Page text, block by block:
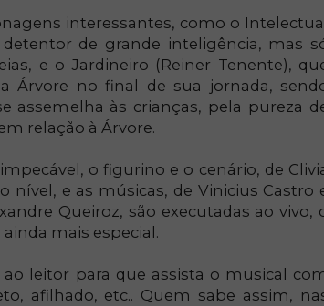
interessantes, como o Intelectual
de grande inteligência, mas
e o Jardineiro (Reiner Tenente),
Árvore no final de sua jornada,
assemelha às crianças, pela pureza
relação à Árvore.
o figurino e o cenário, de
nível, e as músicas, de Vinicius Castro
Queiroz, são executadas ao vivo,
mais especial.
leitor para que assista o musical
afilhado, etc.. Quem sabe assim,